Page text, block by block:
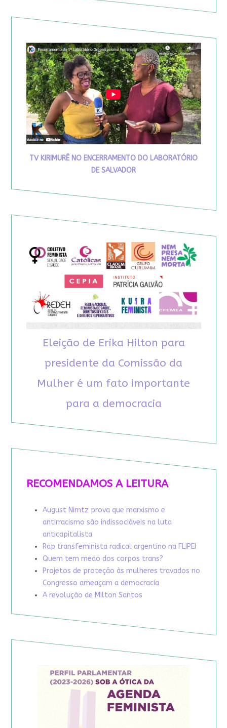
TV KIRIMURÊ NO ENCERRAMENTO DO LABORATÓRIO
DE SALVADOR
Eleição de Erika Hilton para
presidente da Comissão da
Mulher é um fato importante
para a democracia
RECOMENDAMOS A LEITURA
August Nimtz prova que marxismo e
antirracismo são indissociáveis na luta
anticapitalista
Rap transfeminista radical argentino na FLIPEI
Quem tem medo dos corpos trans?
Projetos de proteção às mulheres travados no
Congresso ameaçam a democracia
A revolução de Milton Santos